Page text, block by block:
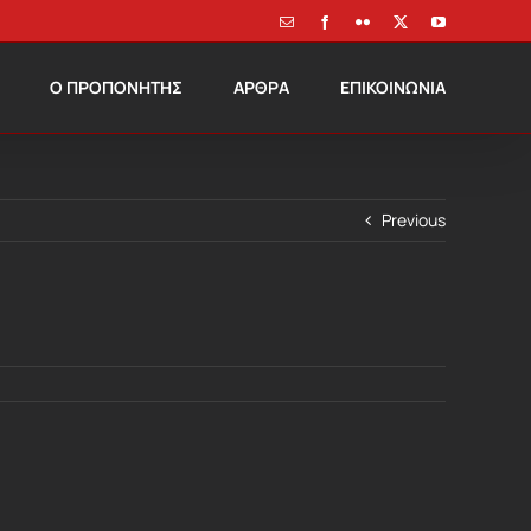
Email FacebookFlickr YouTube
Ο ΠΡΟΠΟΝΗΤΗΣ ΑΡΘΡΑ ΕΠΙΚΟΙΝΩΝΙΑ
Previous